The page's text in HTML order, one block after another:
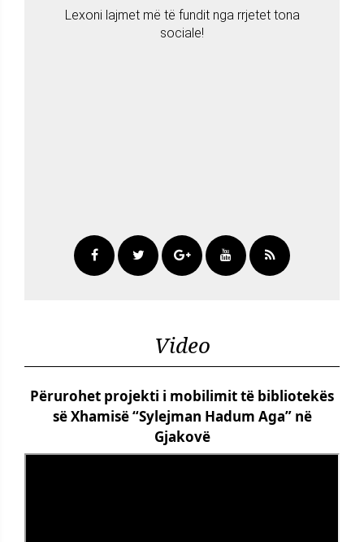
Lexoni lajmet më të fundit nga rrjetet tona
sociale!
Video
Përurohet projekti i mobilimit të bibliotekës
së Xhamisë “Sylejman Hadum Aga” në
Gjakovë